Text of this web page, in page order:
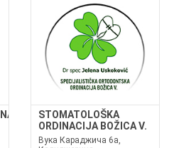
STOMATOLOŠKA
ORDINACIJA BOŽICA V.
Вука Караджича 6а,